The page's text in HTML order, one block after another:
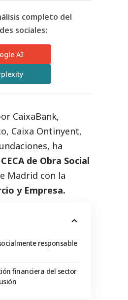
completo del
sociales:
AI
CaixaBank,
Caixa Ontinyent,
ha
de Obra Social
Madrid con la
y Empresa.
responsable
financiera del sector